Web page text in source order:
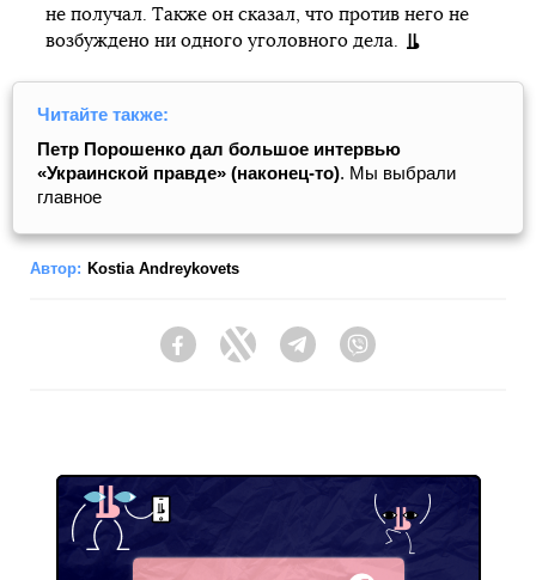
не получал. Также он сказал, что против него не
возбуждено ни одного уголовного дела.
Читайте также:
Петр Порошенко дал большое интервью
«Украинской правде» (наконец-то). Мы выбрали
главное
Автор: Kostia Andreykovets
FacebookTwitter Telegram